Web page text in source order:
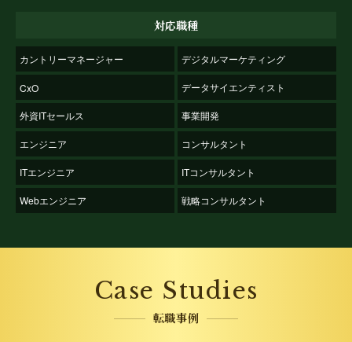
対応職種
カントリーマネージャー
CxO
外資ITセールス
デジタルマーケティング
データサイエンティスト
事業開発
エンジニア
ITエンジニア
Webエンジニア
コンサルタント
ITコンサルタント
戦略コンサルタント
Case Studies
転職事例